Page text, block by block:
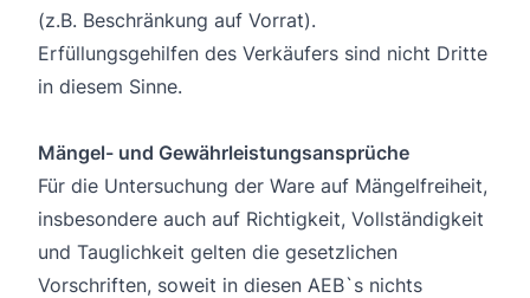
(z.B. Beschränkung auf Vorrat).
Erfüllungsgehilfen des Verkäufers sind nicht Dritte
in diesem Sinne.
Mängel- und Gewährleistungsansprüche
Für die Untersuchung der Ware auf Mängelfreiheit,
insbesondere auch auf Richtigkeit, Vollständigkeit
und Tauglichkeit gelten die gesetzlichen
Vorschriften, soweit in diesen AEB`s nichts